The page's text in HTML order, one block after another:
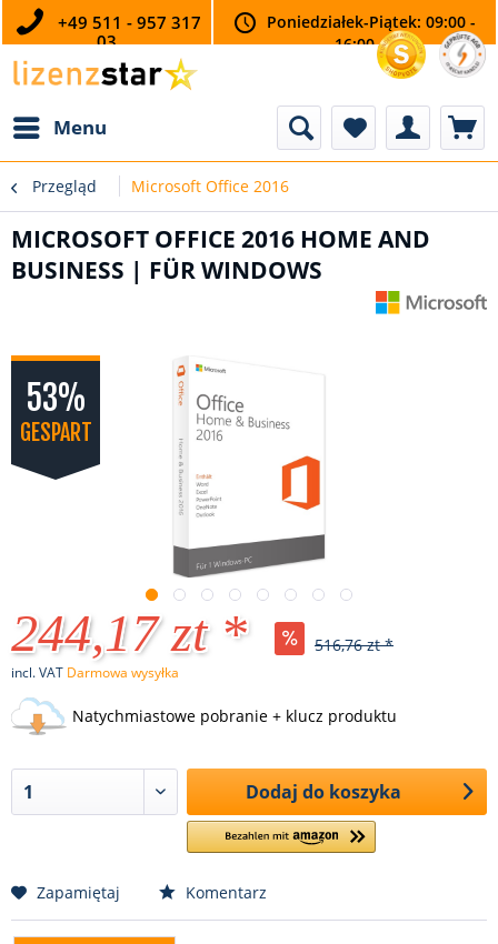
+49 511 - 957 317
03
Poniedziałek-Piątek: 09:00 -
16:00
Menu
Przegląd Microsoft Office 2016
MICROSOFT OFFICE 2016 HOME AND
BUSINESS | FÜR WINDOWS
53%
GESPART
244,17 zt * 516,76 zt *
incl. VAT Darmowa wysyłka
Natychmiastowe pobranie + klucz produktu
Dodaj do koszyka
Zapamiętaj Komentarz